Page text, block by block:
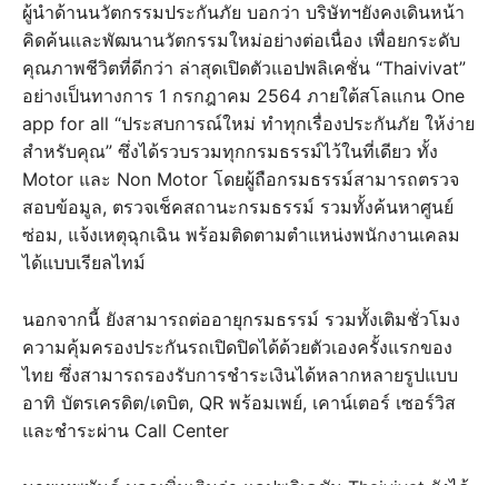
ผู้นำด้านนวัตกรรมประกันภัย บอกว่า บริษัทฯยังคงเดินหน้า
คิดค้นและพัฒนานวัตกรรมใหม่อย่างต่อเนื่อง เพื่อยกระดับ
คุณภาพชีวิตที่ดีกว่า ล่าสุดเปิดตัวแอปพลิเคชั่น “Thaivivat”
อย่างเป็นทางการ 1 กรกฎาคม 2564 ภายใต้สโลแกน One
app for all “ประสบการณ์ใหม่ ทำทุกเรื่องประกันภัย ให้ง่าย
สำหรับคุณ” ซึ่งได้รวบรวมทุกกรมธรรม์ไว้ในที่เดียว ทั้ง
Motor และ Non Motor โดยผู้ถือกรมธรรม์สามารถตรวจ
สอบข้อมูล, ตรวจเช็คสถานะกรมธรรม์ รวมทั้งค้นหาศูนย์
ซ่อม, แจ้งเหตุฉุกเฉิน พร้อมติดตามตำแหน่งพนักงานเคลม
ได้แบบเรียลไทม์
นอกจากนี้ ยังสามารถต่ออายุกรมธรรม์ รวมทั้งเติมชั่วโมง
ความคุ้มครองประกันรถเปิดปิดได้ด้วยตัวเองครั้งแรกของ
ไทย ซึ่งสามารถรองรับการชำระเงินได้หลากหลายรูปแบบ
อาทิ บัตรเครดิต/เดบิต, QR พร้อมเพย์, เคาน์เตอร์ เซอร์วิส
และชำระผ่าน Call Center